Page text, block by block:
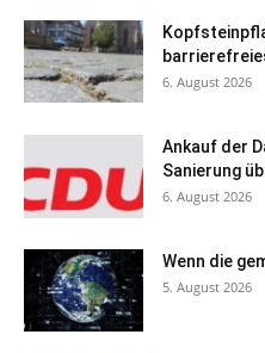
6. August 2026
Ankauf der
Sanierung
6. August 2026
Wenn die
5. August 2026